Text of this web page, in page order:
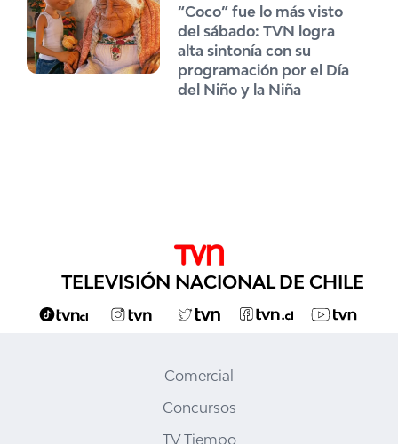
“Coco” fue lo más visto
del sábado: TVN logra
alta sintonía con su
programación por el Día
del Niño y la Niña
TELEVISIÓN NACIONAL DE CHILE
Comercial
Concursos
TV Tiempo